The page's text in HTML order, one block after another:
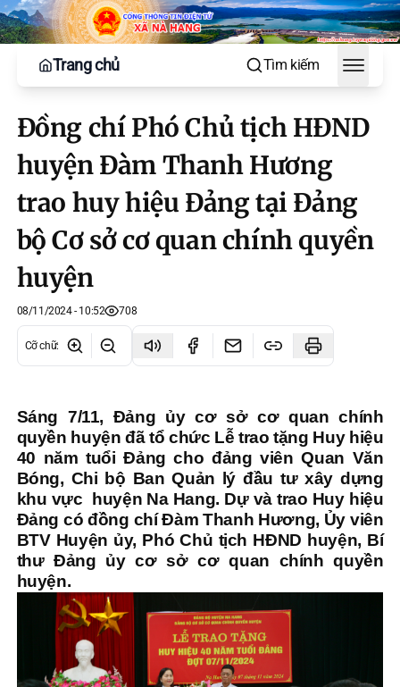
Trang chủ Tìm kiếm
Toggle
Đồng chí Phó Chủ tịch HĐND
huyện Đàm Thanh Hương
trao huy hiệu Đảng tại Đảng
bộ Cơ sở cơ quan chính quyền
huyện
08/11/2024 - 10:52 708
Cỡ chữ:
Sáng 7/11, Đảng ủy cơ sở cơ quan chính
quyền huyện đã tổ chức Lễ trao tặng Huy hiệu
40 năm tuổi Đảng cho đảng viên Quan Văn
Bóng, Chi bộ Ban Quản lý đầu tư xây dựng
khu vực huyện Na Hang. Dự và trao Huy hiệu
Đảng có đồng chí Đàm Thanh Hương, Ủy viên
BTV Huyện ủy, Phó Chủ tịch HĐND huyện, Bí
thư Đảng ủy cơ sở cơ quan chính quyền
huyện.